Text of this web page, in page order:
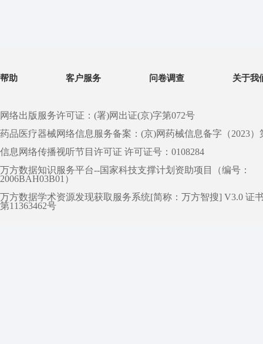
帮助 客户服务 问卷调查 关于我
网络出版服务许可证：(署)网出证(京)字第072号
药品医疗器械网络信息服务备案：(京)网药械信息备字（2023）
信息网络传播视听节目许可证 许可证号：0108284
万方数据知识服务平台--国家科技支撑计划资助项目（编号：
2006BAH03B01）
万方数据学术资源发现获取服务系统[简称：万方智搜] V3.0 证
第11363462号